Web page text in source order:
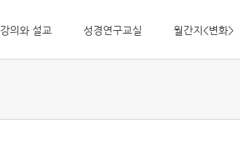
강의와 설교 성경연구교실 월간지<변화>